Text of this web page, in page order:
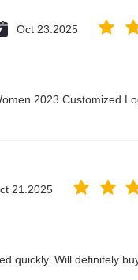
Oct 23.2025
2023 Customized
21.2025
quickly. Will definitely